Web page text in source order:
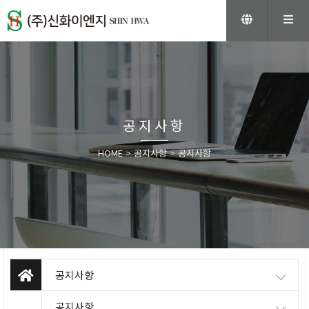
공지사항
HOME>공지사항>공지사항
공지사항